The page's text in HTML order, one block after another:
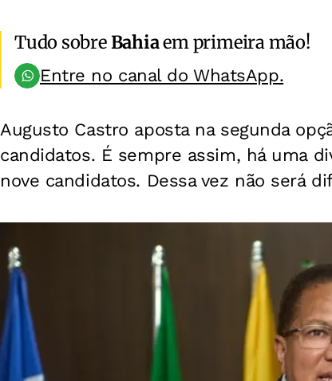
Tudo sobreBahiaem primeira mão!
Entre no canal do WhatsApp.
Augusto Castro aposta na segunda
candidatos. É sempre assim, há uma
nove candidatos. Dessa vez não será